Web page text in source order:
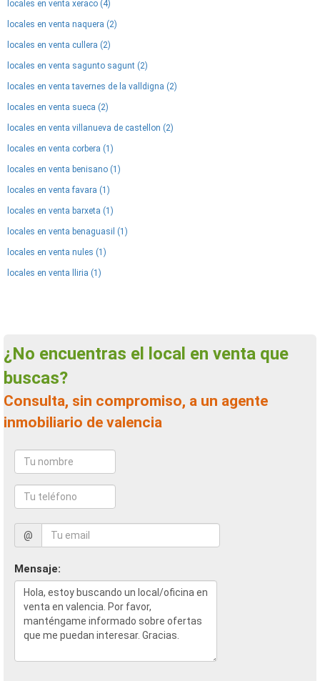
locales en venta xeraco (4)
locales en venta naquera (2)
locales en venta cullera (2)
locales en venta sagunto sagunt (2)
locales en venta tavernes de la valldigna (2)
locales en venta sueca (2)
locales en venta villanueva de castellon (2)
locales en venta corbera (1)
locales en venta benisano (1)
locales en venta favara (1)
locales en venta barxeta (1)
locales en venta benaguasil (1)
locales en venta nules (1)
locales en venta lliria (1)
¿No encuentras el local en venta que
buscas?
Consulta, sin compromiso, a un agente
inmobiliario de valencia
@
Mensaje: